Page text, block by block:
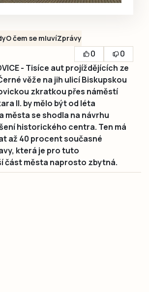
O čem se mluvíZprávy
0
0
- Tisíce aut projíždějících ze
věže na jih ulicí Biskupskou
zkratkou přes náměstí
II. by mělo být od léta
města se shodla na návrhu
historického centra. Ten má
až 40 procent současné
která je pro tuto
část města naprosto zbytná.